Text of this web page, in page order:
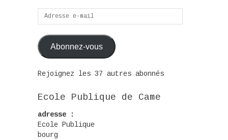
Adresse
e-
mail
Abonnez-vous
Rejoignez les 37 autres abonnés
Ecole Publique de Came
adresse :
Ecole Publique
bourg